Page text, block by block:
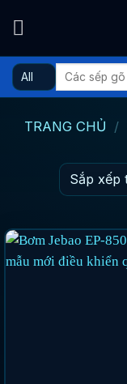
content
Tìm
kiếm:
TRANG CHỦ /